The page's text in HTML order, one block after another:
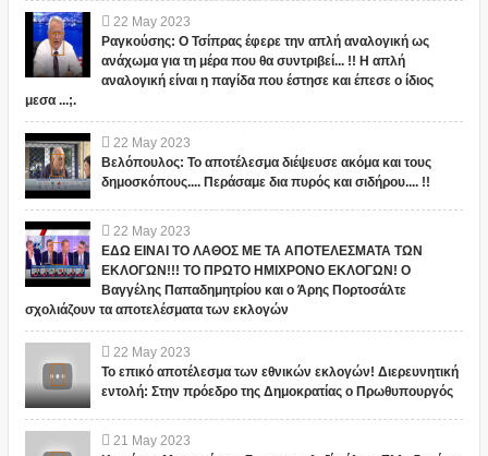
22 May 2023
Ραγκούσης: Ο Τσίπρας έφερε την απλή αναλογική ως
ανάχωμα για τη μέρα που θα συντριβεί... !! Η απλή
αναλογική είναι η παγίδα που έστησε και έπεσε ο ίδιος
μεσα ...;.
22 May 2023
Βελόπουλος: Το αποτέλεσμα διέψευσε ακόμα και τους
δημοσκόπους.... Περάσαμε δια πυρός και σιδήρου.... !!
22 May 2023
ΕΔΩ ΕΙΝΑΙ ΤΟ ΛΑΘΟΣ ΜΕ ΤΑ ΑΠΟΤΕΛΕΣΜΑΤΑ ΤΩΝ
ΕΚΛΟΓΩΝ!!! ΤΟ ΠΡΩΤΟ ΗΜΙΧΡΟΝΟ ΕΚΛΟΓΩΝ! Ο
Βαγγέλης Παπαδημητρίου και ο Άρης Πορτοσάλτε
σχολιάζουν τα αποτελέσματα των εκλογών
22 May 2023
Το επικό αποτέλεσμα των εθνικών εκλογών! Διερευνητική
εντολή: Στην πρόεδρο της Δημοκρατίας ο Πρωθυπουργός
21 May 2023